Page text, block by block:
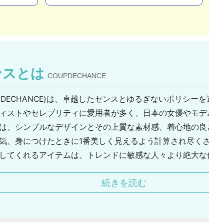
とは COUPDECHANCE
は、卓越したセンスとゆるぎないポリシー
ストやセレブリティに愛用者が多く、日本の女優やモ
、シンプルなデザインとその上質な素材感、着心地の
、身につけたときに1番美しく見えるよう計算され尽く
てくれるアイテムは、トレンドに敏感な人々より絶大
ーディネートを可能にした、高い自由度も人気のひと
続きを読む